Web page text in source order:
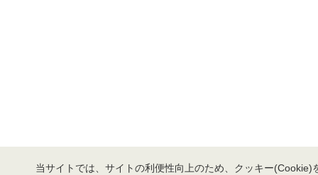
当サイトでは、サイトの利便性向上のため、クッキー